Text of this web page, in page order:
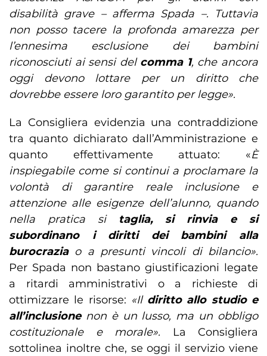
disabilità grave – afferma Spada –. Tuttavia
non posso tacere la profonda amarezza per
l’ennesima esclusione dei bambini
riconosciuti ai sensi del comma 1, che ancora
oggi devono lottare per un diritto che
dovrebbe essere loro garantito per legge».
La Consigliera evidenzia una contraddizione
tra quanto dichiarato dall’Amministrazione e
quanto effettivamente attuato: «È
inspiegabile come si continui a proclamare la
volontà di garantire reale inclusione e
attenzione alle esigenze dell’alunno, quando
nella pratica si
taglia, si rinvia e si
subordinano i diritti dei bambini alla
burocraziao a presunti vincoli di bilancio».
Per Spada non bastano giustificazioni legate
a ritardi amministrativi o a richieste di
ottimizzare le risorse: «Il diritto allo studio e
all’inclusionenon è un lusso, ma un obbligo
costituzionale e morale». La Consigliera
sottolinea inoltre che, se oggi il servizio viene